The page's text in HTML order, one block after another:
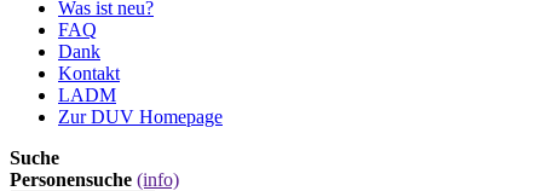
Was ist neu?
FAQ
Dank
Kontakt
LADM
Zur DUV Homepage
Suche
Personensuche (info)